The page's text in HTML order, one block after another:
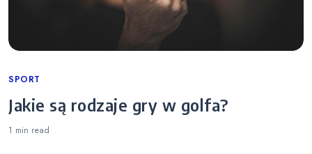
Categories
SPORT
Jakie są rodzaje gry w golfa?
1 min read